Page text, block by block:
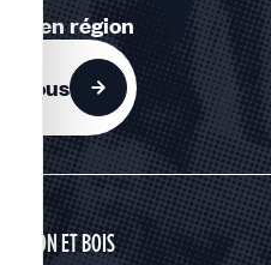
en région
nous
ET BOIS